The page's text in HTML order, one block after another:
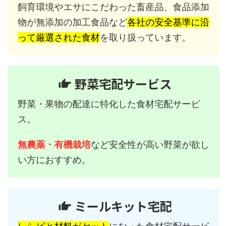
飼育環境やエサにこだわった畜産品、食品添加
物が無添加の加工食品など各社の安全基準に沿
って厳選された食材を取り扱っています。
野菜宅配サービス
野菜・果物の配達に特化した食材宅配サービ
ス。
無農薬・有機栽培など安全性が高い野菜が欲し
い方におすすめ。
ミールキット宅配